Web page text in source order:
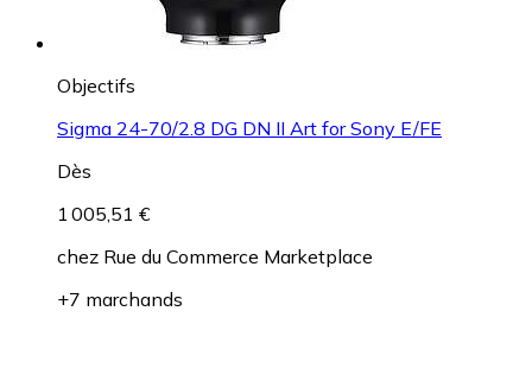
Objectifs
Sigma 24-70/2.8 DG DN II Art for Sony E/FE
Dès
1 005,51 €
chez Rue du Commerce Marketplace
+7 marchands